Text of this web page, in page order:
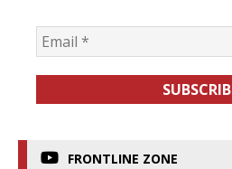
FRONTLINE ZONE